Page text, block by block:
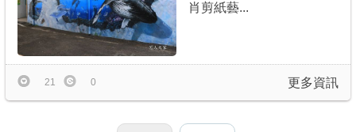
肖剪紙藝...
更多資訊
21 0